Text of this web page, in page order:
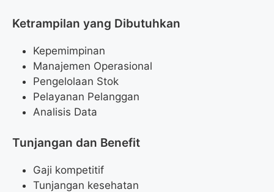
Ketrampilan yang Dibutuhkan
Kepemimpinan
Manajemen Operasional
Pengelolaan Stok
Pelayanan Pelanggan
Analisis Data
Tunjangan dan Benefit
Gaji kompetitif
Tunjangan kesehatan